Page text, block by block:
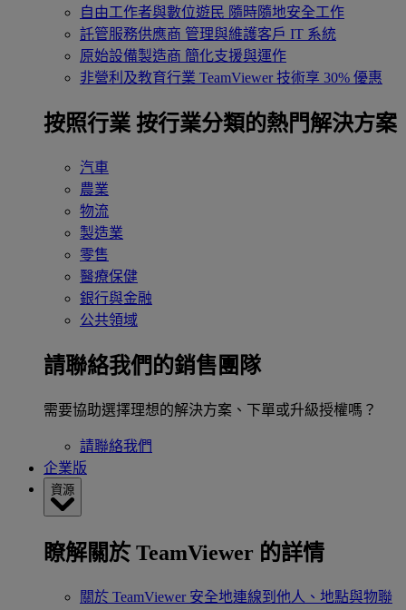
自由工作者與數位遊民 隨時隨地安全工作
託管服務供應商 管理與維護客戶 IT 系統
原始設備製造商 簡化支援與運作
非營利及教育行業 TeamViewer 技術享 30% 優惠
按照行業 按行業分類的熱門解決方案
汽車
農業
物流
製造業
零售
醫療保健
銀行與金融
公共領域
請聯絡我們的銷售團隊
需要協助選擇理想的解決方案、下單或升級授權嗎？
請聯絡我們
企業版
資源
瞭解關於 TeamViewer 的詳情
關於 TeamViewer 安全地連線到他人、地點與物聯